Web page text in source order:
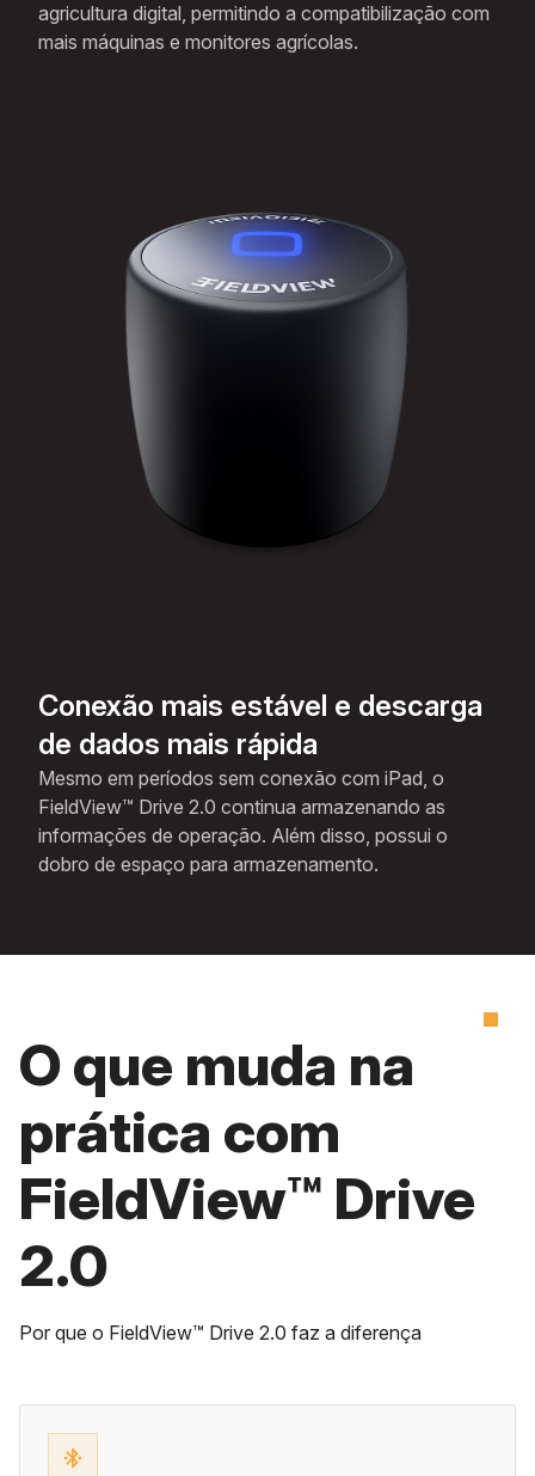
agricultura digital, permitindo a compatibilização com
mais máquinas e monitores agrícolas.
Conexão mais estável e descarga
de dados mais rápida
Mesmo em períodos sem conexão com iPad, o
FieldView™ Drive 2.0 continua armazenando as
informações de operação. Além disso, possui o
dobro de espaço para armazenamento.​
O que muda na
prática com
FieldView™ Drive
2.0
Por que o FieldView™ Drive 2.0 faz a diferença
bluetooth_connected